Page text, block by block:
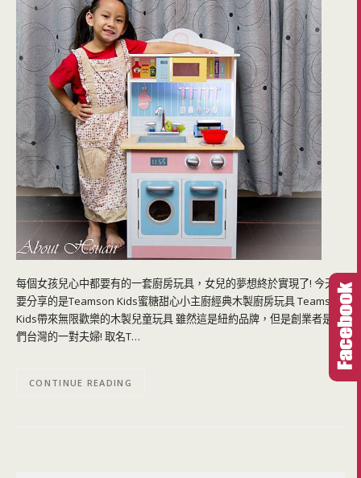
每個女孩兒心中都要有的一套廚房玩具，女兒的夢想終於實現了! 今天
要分享的是Teamson Kids蜜糖甜心小主廚經典木製廚房玩具 Teamson
Kids帶來無限歡樂的木製兒童玩具 雖然這是紐約品牌，但是創業者是我
們台灣的一對夫婦! 取名T…
CONTINUE READING